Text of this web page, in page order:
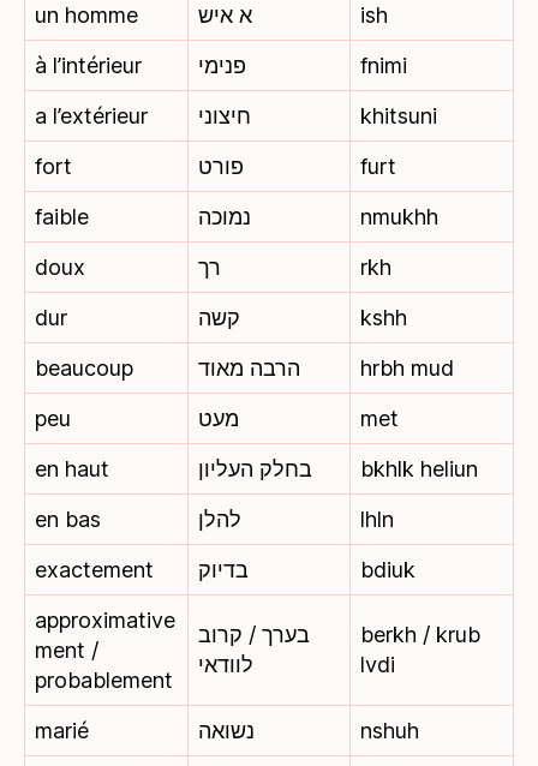
un homme
א איש
ish
à l’intérieur
פנימי
fnimi
a l’extérieur
חיצוני
khitsuni
fort
פורט
furt
faible
נמוכה
nmukhh
doux
רך
rkh
dur
קשה
kshh
beaucoup
הרבה מאוד
hrbh mud
peu
מעט
met
en haut
בחלק העליון
bkhlk heliun
en bas
להלן
lhln
exactement
בדיוק
bdiuk
approximative
ment /
probablement
בערך / קרוב
לוודאי
berkh / krub
lvdi
marié נשואה
nshuh